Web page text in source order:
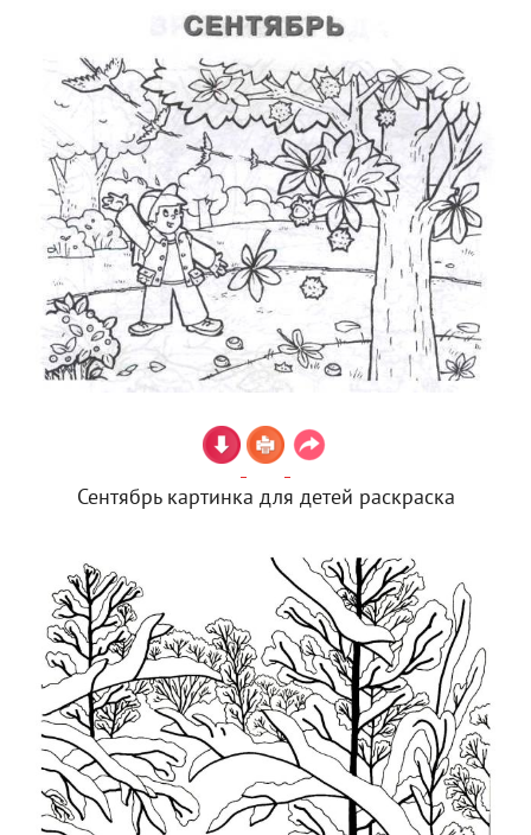
Сентябрь картинка для детей раскраска